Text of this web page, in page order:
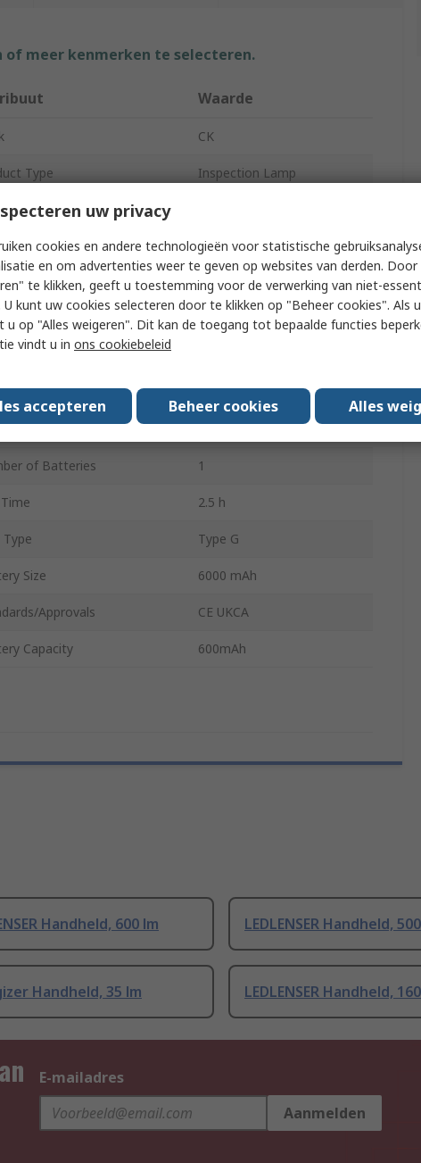
of meer kenmerken te selecteren.
Waarde
CK
Type Inspection Lamp
Supplied
3.7V
Flux 240lm
Yes
89mm
Black
of Batteries 1
2.5 h
Type Type G
Size 6000 mAh
Approvals CE UKCA
Capacity 600mAh
Handheld, 600 lm LEDLENSER Handheld,
Handheld, 35 lm LEDLENSER Handheld,
E-mailadres
Aanmelden
uw privacy
cookies en andere technologieën voor statistische
en om advertenties weer te geven op websites van derden. Door
te klikken, geeft u toestemming voor de verwerking van niet-
U kunt uw cookies selecteren door te klikken op "Beheer cookies". Als
u op "Alles weigeren". Dit kan de toegang tot bepaalde functies
vindt u in ons cookiebeleid
accepteren Beheer cookies Alles